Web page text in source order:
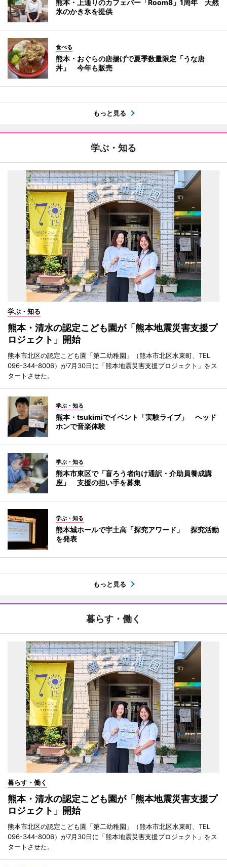
熊本・上通りのカフェバー「Room8」1周年 天然
氷のかき氷を提供
食べる
熊本・おぐらの唐揚げで夏季数量限定「うな唐
丼」 今年も販売
もっと見る
学ぶ・知る
学ぶ・知る
熊本・清水の認定こども園が「熊本地震災害支援プ
ロジェクト」開始
熊本市北区の認定こども園「第二幼稚園」（熊本市北区水東町、TEL
096-344-8006）が7月30日に「熊本地震災害支援プロジェクト」をス
タートさせた。
学ぶ・知る
熊本・tsukimiでイベント「実験ライブ」 ヘッド
ホンで音楽体験
学ぶ・知る
熊本市東区で「盲ろう者向け通訳・介助員養成講
座」 支援の担い手を募集
学ぶ・知る
熊本城ホールで宇土高「探究アワード」 探究活動
を発表
もっと見る
暮らす・働く
暮らす・働く
熊本・清水の認定こども園が「熊本地震災害支援プ
ロジェクト」開始
熊本市北区の認定こども園「第二幼稚園」（熊本市北区水東町、TEL
096-344-8006）が7月30日に「熊本地震災害支援プロジェクト」をス
タートさせた。